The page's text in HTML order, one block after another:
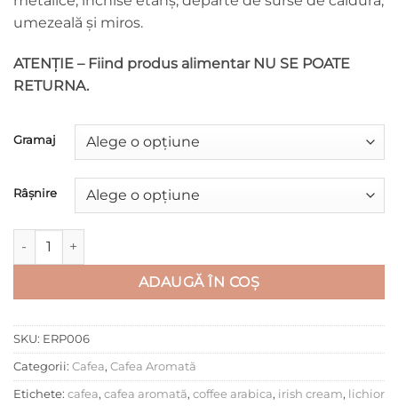
umezeală şi miros.
ATENȚIE – Fiind produs alimentar NU SE POATE
RETURNA.
Gramaj
Râșnire
Cantitate Irish Cream Coffee
ADAUGĂ ÎN COȘ
SKU: ERP006
Categorii: Cafea, Cafea Aromată
Etichete: cafea, cafea aromată, coffee arabica, irish cream, lichior